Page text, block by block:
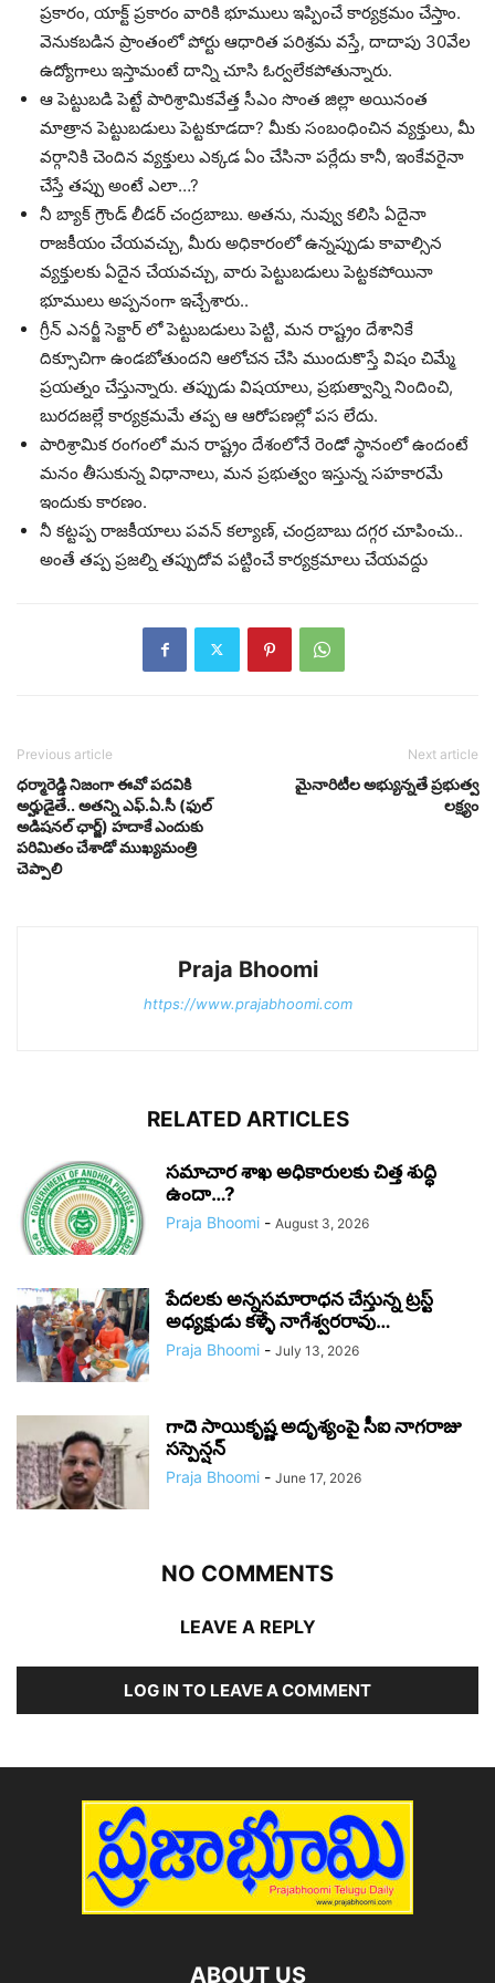
ప్రకారం, యాక్ట్ ప్రకారం వారికి భూములు ఇప్పించే కార్యక్రమం చేస్తాం.
వెనుకబడిన ప్రాంతంలో పోర్టు ఆధారిత పరిశ్రమ వస్తే, దాదాపు 30వేల
ఉద్యోగాలు ఇస్తామంటే దాన్ని చూసి ఓర్వలేకపోతున్నారు.
ఆ పెట్టుబడి పెట్టే పారిశ్రామికవేత్త సీఎం సొంత జిల్లా అయినంత
మాత్రాన పెట్టుబడులు పెట్టకూడదా? మీకు సంబంధించిన వ్యక్తులు, మీ
వర్గానికి చెందిన వ్యక్తులు ఎక్కడ ఏం చేసినా పర్లేదు కానీ, ఇంకేవరైనా
చేస్తే తప్పు అంటే ఎలా…?
నీ బ్యాక్ గ్రౌండ్ లీడర్ చంద్రబాబు. అతను, నువ్వు కలిసి ఏదైనా
రాజకీయం చేయవచ్చు, మీరు అధికారంలో ఉన్నప్పుడు కావాల్సిన
వ్యక్తులకు ఏదైన చేయవచ్చు, వారు పెట్టుబడులు పెట్టకపోయినా
భూములు అప్పనంగా ఇచ్చేశారు..
గ్రీన్ ఎనర్జీ సెక్టార్ లో పెట్టుబడులు పెట్టి, మన రాష్ట్రం దేశానికే
దిక్సూచిగా ఉండబోతుందని ఆలోచన చేసి ముందుకొస్తే విషం చిమ్మే
ప్రయత్నం చేస్తున్నారు. తప్పుడు విషయాలు, ప్రభుత్వాన్ని నిందించి,
బురదజల్లే కార్యక్రమమే తప్ప ఆ ఆరోపణల్లో పస లేదు.
పారిశ్రామిక రంగంలో మన రాష్ట్రం దేశంలోనే రెండో స్థానంలో ఉందంటే
మనం తీసుకున్న విధానాలు, మన ప్రభుత్వం ఇస్తున్న సహకారమే
ఇందుకు కారణం.
నీ కట్టప్ప రాజకీయాలు పవన్ కల్యాణ్, చంద్రబాబు దగ్గర చూపించు..
అంతే తప్ప ప్రజల్ని తప్పుదోవ పట్టించే కార్యక్రమాలు చేయవద్దు
Previous article
ధర్మారెడ్డి నిజంగా ఈవో పదవికి
అర్హుడైతే.. అతన్ని ఎఫ్.ఏ.సీ (ఫుల్
అడిషనల్ ఛార్జ్) హదాకే ఎందుకు
పరిమితం చేశాడో ముఖ్యమంత్రి
చెప్పాలి
Next article
మైనారిటీల అభ్యున్నతే ప్రభుత్వ
లక్ష్యం
Praja Bhoomi
https://www.prajabhoomi.com
RELATED ARTICLES
సమాచార శాఖ అధికారులకు చిత్త శుద్ధి
ఉందా…?
Praja Bhoomi - August 3, 2026
పేదలకు అన్నసమారాధన చేస్తున్న ట్రస్ట్
అధ్యక్షుడు కళ్ళే నాగేశ్వరరావు…
Praja Bhoomi - July 13, 2026
గాదె సాయికృష్ణ అదృశ్యంపై సీఐ నాగరాజు
సస్పెన్షన్
Praja Bhoomi - June 17, 2026
NO COMMENTS
LEAVE A REPLY
LOG IN TO LEAVE A COMMENT
ABOUT US